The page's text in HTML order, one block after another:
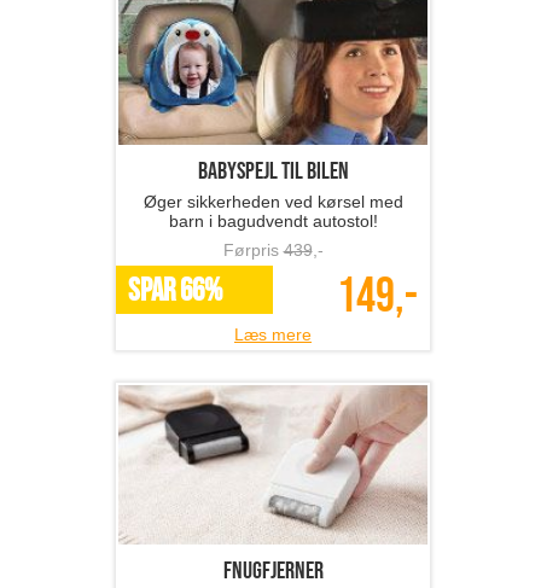
Babyspejl til bilen
Øger sikkerheden ved kørsel med
barn i bagudvendt autostol!
Førpris439,-
SPAR 66% 149,-
Læs mere
Fnugfjerner